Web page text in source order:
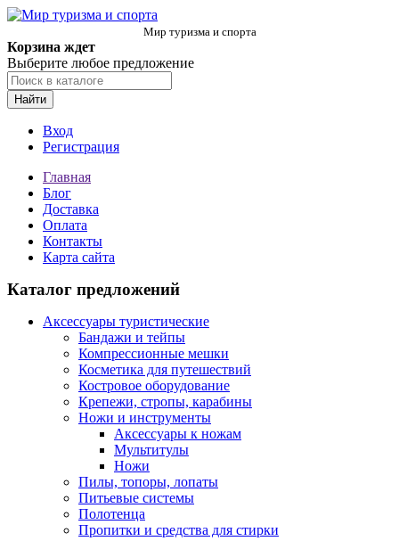
Мир туризма и спорта
Корзина ждет
Выберите любое предложение
Найти
Вход
Регистрация
Главная
Блог
Доставка
Оплата
Контакты
Карта сайта
Каталог предложений
Аксессуары туристические
Бандажи и тейпы
Компрессионные мешки
Косметика для путешествий
Костровое оборудование
Крепежи, стропы, карабины
Ножи и инструменты
Аксессуары к ножам
Мультитулы
Ножи
Пилы, топоры, лопаты
Питьевые системы
Полотенца
Пропитки и средства для стирки